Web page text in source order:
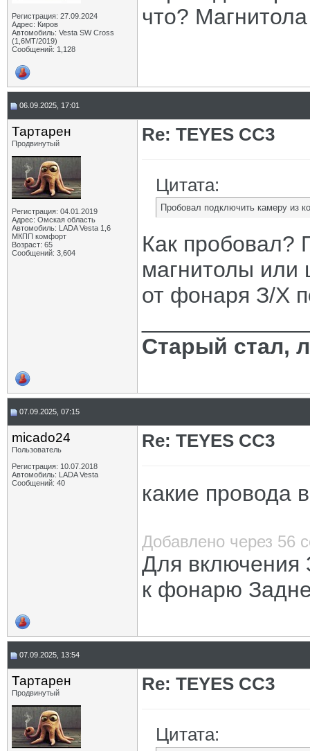
Регистрация: 27.09.2024
Адрес: Киров
Автомобиль: Vesta SW Cross
(1,6МТ/2019)
Сообщений: 1,128
что?
06.09.2025, 17:01
Тартарен
Продвинутый
Регистрация: 04.01.2019
Адрес: Омская область
Автомобиль: LADA Vesta 1,6
МКПП комфорт
Возраст: 65
Сообщений: 3,604
Re: TEYES CC3
Цитата:
Пробовал подключить камеру из
Как пробовал?
магнитолы или
от фонаря З/Х
Старый стал,
07.09.2025, 07:15
micado24
Пользователь
Регистрация: 10.07.2018
Автомобиль: LADA Vesta
Сообщений: 40
Re: TEYES CC3
какие провода
Добавлено через 56
Для включения
к фонарю
07.09.2025, 13:54
Тартарен
Продвинутый Re: TEYES CC3
Цитата: